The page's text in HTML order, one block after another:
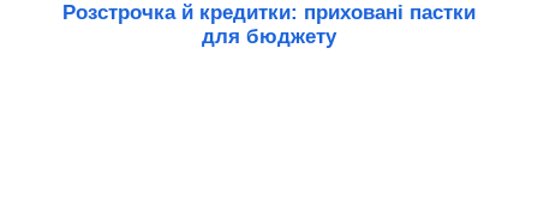
Розстрочка й кредитки: приховані пастки
для бюджету